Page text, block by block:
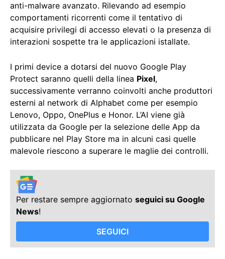
anti-malware avanzato. Rilevando ad esempio
comportamenti ricorrenti come il tentativo di
acquisire privilegi di accesso elevati o la presenza di
interazioni sospette tra le applicazioni istallate.
I primi device a dotarsi del nuovo Google Play
Protect saranno quelli della linea Pixel,
successivamente verranno coinvolti anche produttori
esterni al network di Alphabet come per esempio
Lenovo, Oppo, OnePlus e Honor. L’AI viene già
utilizzata da Google per la selezione delle App da
pubblicare nel Play Store ma in alcuni casi quelle
malevole riescono a superare le maglie dei controlli.
Per restare sempre aggiornato seguici su Google
News!
SEGUICI